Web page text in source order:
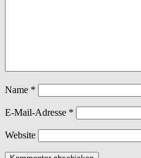
Name *
E-Mail-Adresse *
Website